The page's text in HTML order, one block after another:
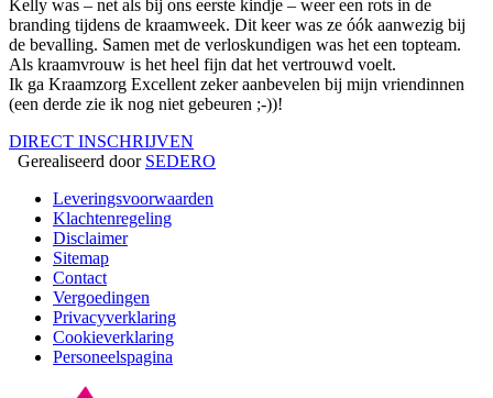
Kelly was – net als bij ons eerste kindje – weer een rots in de
branding tijdens de kraamweek. Dit keer was ze óók aanwezig bij
de bevalling. Samen met de verloskundigen was het een topteam.
Als kraamvrouw is het heel fijn dat het vertrouwd voelt.
Ik ga Kraamzorg Excellent zeker aanbevelen bij mijn vriendinnen
(een derde zie ik nog niet gebeuren ;-))!
DIRECT INSCHRIJVEN
Gerealiseerd door SEDERO
Leveringsvoorwaarden
Klachtenregeling
Disclaimer
Sitemap
Contact
Vergoedingen
Privacyverklaring
Cookieverklaring
Personeelspagina